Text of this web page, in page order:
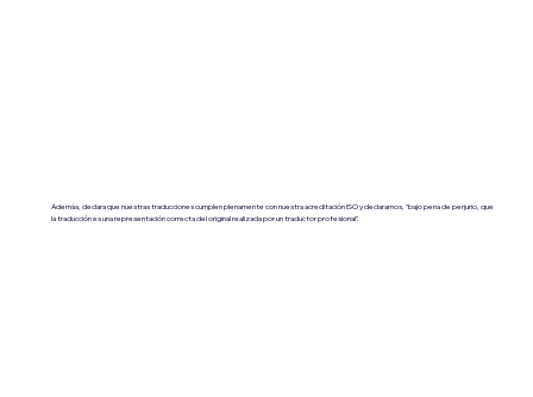
Además, declara que nuestras traducciones cumplen plenamente con nuestra acreditación ISO y declaramos, "bajo pena de perjurio, que
la traducción es una representación correcta del original realizada por un traductor profesional".